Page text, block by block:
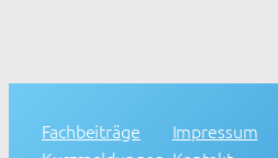
Fachbeiträge
Impressum